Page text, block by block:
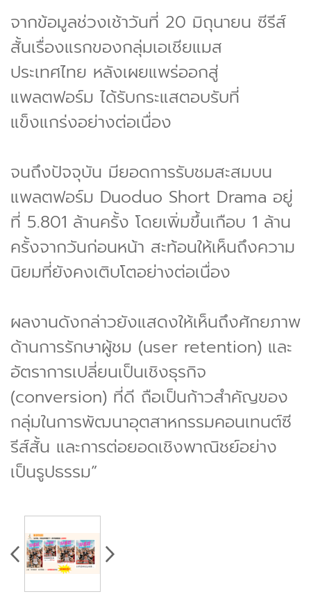
จากข้อมูลช่วงเช้าวันที่ 20 มิถุนายน ซีรีส์
สั้นเรื่องแรกของกลุ่มเอเชียแมส
ประเทศไทย หลังเผยแพร่ออกสู่
แพลตฟอร์ม ได้รับกระแสตอบรับที่
แข็งแกร่งอย่างต่อเนื่อง
จนถึงปัจจุบัน มียอดการรับชมสะสมบน
แพลตฟอร์ม Duoduo Short Drama อยู่
ที่ 5.801 ล้านครั้ง โดยเพิ่มขึ้นเกือบ 1 ล้าน
ครั้งจากวันก่อนหน้า สะท้อนให้เห็นถึงความ
นิยมที่ยังคงเติบโตอย่างต่อเนื่อง
ผลงานดังกล่าวยังแสดงให้เห็นถึงศักยภาพ
ด้านการรักษาผู้ชม (user retention) และ
อัตราการเปลี่ยนเป็นเชิงธุรกิจ
(conversion) ที่ดี ถือเป็นก้าวสำคัญของ
กลุ่มในการพัฒนาอุตสาหกรรมคอนเทนต์ซี
รีส์สั้น และการต่อยอดเชิงพาณิชย์อย่าง
เป็นรูปธรรม”